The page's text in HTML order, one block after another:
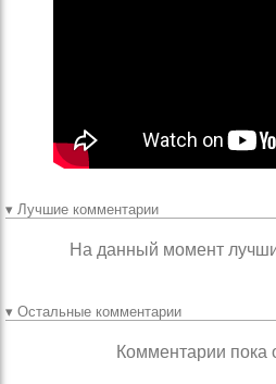
▾ Лучшие комментарии
На данный момент
▾ Остальные комментарии
Комментарии пока